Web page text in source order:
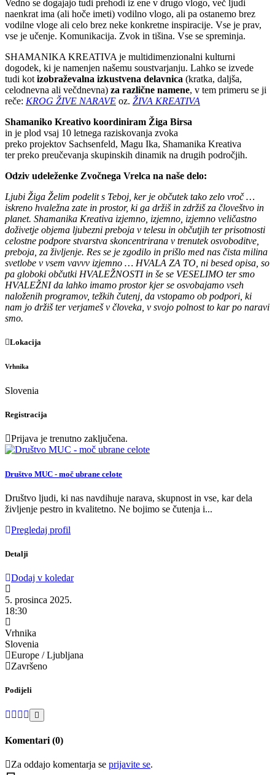
Vedno se dogajajo tudi prehodi iz ene v drugo vlogo, več ljudi
naenkrat ima (ali hoče imeti) vodilno vlogo, ali pa ostanemo brez
vodilne vloge ali celo brez neke konkretne inspiracije. Vse je prav,
vse je učenje. Komunikacija. Zvok in tišina. Vse se spreminja.
SHAMANIKA KREATIVA je multidimenzionalni kulturni
dogodek, ki je namenjen našemu soustvarjanju. Lahko se izvede
tudi kot izobraževalna izkustvena delavnica (kratka, daljša,
celodnevna ali večdnevna) za različne namene, v tem primeru se ji
reče: KROG ŽIVE NARAVE oz. ŽIVA KREATIVA
Shamaniko Kreativo koordiniram Žiga Birsa
in je plod vsaj 10 letnega raziskovanja zvoka
preko projektov Sachsenfeld, Magu Ika, Shamanika Kreativa
ter preko preučevanja skupinskih dinamik na drugih področjih.
Odziv udeleženke Zvočnega Vrelca na naše delo:
Ljubi Žiga Želim podelit s Teboj, ker je občutek tako zelo vroč …
iskreno hvaležna zate in prostor, ki ga držiš in zdržiš za človeštvo in
planet. Shamanika Kreativa izjemno, izjemno, izjemno veličastno
doživetje objema ljubezni preboja v telesu in občutjih ter prisotnosti
celostne podpore stvarstva skoncentrirana v trenutek osvoboditve,
preboja, za življenje. Res se je zgodilo in prišlo med nas čista milina
svetlobe v vsem vavvv izjemno … HVALA ZA TO, ni besed opisa, so
pa globoki občutki HVALEŽNOSTI in še se VESELIMO ter smo
HVALEŽNI da lahko imamo prostor kjer se osvobajamo vseh
naloženih programov, težkih čutenj, da vstopamo ob podpori, ki
nam jo držiš ter verjameš v človeka, v svojo polnost to kar po naravi
smo.
Lokacija
Vrhnika
Slovenia
Registracija
Prijava je trenutno zaključena.
Društvo MUC - moč ubrane celote
Društvo ljudi, ki nas navdihuje narava, skupnost in vse, kar dela
življenje pestro in kvalitetno. Ne bojimo se čutenja i...
Pregledaj profil
Detalji
Dodaj v koledar
5. prosinca 2025.
18:30
Vrhnika
Slovenia
Europe / Ljubljana
Završeno
Podijeli
Komentari (0)
Za oddajo komentarja se prijavite se.